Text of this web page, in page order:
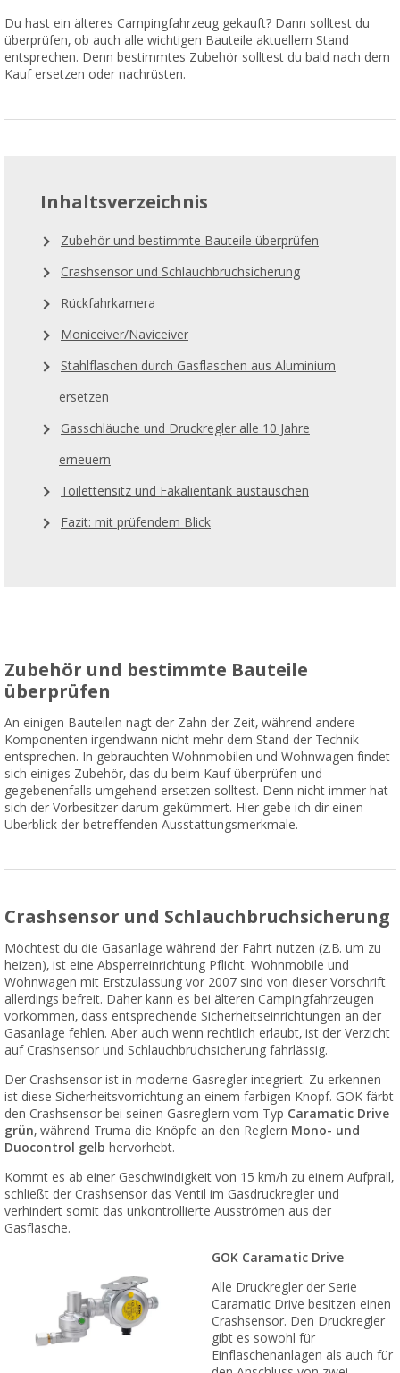
Du hast ein älteres Campingfahrzeug gekauft? Dann solltest du
überprüfen, ob auch alle wichtigen Bauteile aktuellem Stand
entsprechen. Denn bestimmtes Zubehör solltest du bald nach dem
Kauf ersetzen oder nachrüsten.
Inhaltsverzeichnis
Zubehör und bestimmte Bauteile überprüfen
Crashsensor und Schlauchbruchsicherung
Rückfahrkamera
Moniceiver/Naviceiver
Stahlflaschen durch Gasflaschen aus Aluminium
ersetzen
Gasschläuche und Druckregler alle 10 Jahre
erneuern
Toilettensitz und Fäkalientank austauschen
Fazit: mit prüfendem Blick
Zubehör und bestimmte Bauteile
überprüfen
An einigen Bauteilen nagt der Zahn der Zeit, während andere
Komponenten irgendwann nicht mehr dem Stand der Technik
entsprechen. In gebrauchten Wohnmobilen und Wohnwagen findet
sich einiges Zubehör, das du beim Kauf überprüfen und
gegebenenfalls umgehend ersetzen solltest. Denn nicht immer hat
sich der Vorbesitzer darum gekümmert. Hier gebe ich dir einen
Überblick der betreffenden Ausstattungsmerkmale.
Crashsensor und Schlauchbruchsicherung
Möchtest du die Gasanlage während der Fahrt nutzen (z.B. um zu
heizen), ist eine Absperreinrichtung Pflicht. Wohnmobile und
Wohnwagen mit Erstzulassung vor 2007 sind von dieser Vorschrift
allerdings befreit. Daher kann es bei älteren Campingfahrzeugen
vorkommen, dass entsprechende Sicherheitseinrichtungen an der
Gasanlage fehlen. Aber auch wenn rechtlich erlaubt, ist der Verzicht
auf Crashsensor und Schlauchbruchsicherung fahrlässig.
Der Crashsensor ist in moderne Gasregler integriert. Zu erkennen
ist diese Sicherheitsvorrichtung an einem farbigen Knopf. GOK färbt
den Crashsensor bei seinen Gasreglern vom Typ Caramatic Drive
grün, während Truma die Knöpfe an den Reglern Mono- und
Duocontrol gelb hervorhebt.
Kommt es ab einer Geschwindigkeit von 15 km/h zu einem Aufprall,
schließt der Crashsensor das Ventil im Gasdruckregler und
verhindert somit das unkontrollierte Ausströmen aus der
Gasflasche.
GOK Caramatic Drive
Alle Druckregler der Serie
Caramatic Drive besitzen einen
Crashsensor. Den Druckregler
gibt es sowohl für
Einflaschenanlagen als auch für